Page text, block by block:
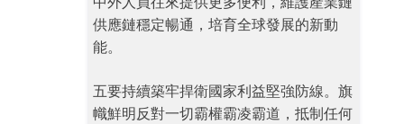
供應鏈穩定暢通，培育全球發展的新動
能。
五要持續築牢捍衛國家利益堅強防線。旗
幟鮮明反對一切霸權霸凌霸道，抵制任何